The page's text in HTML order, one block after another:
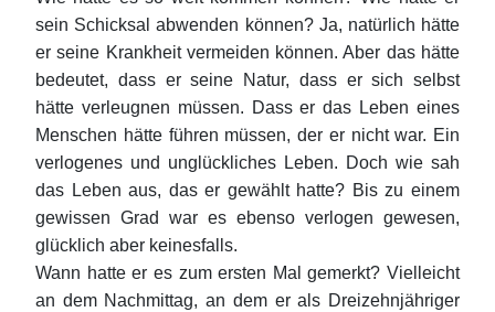
sein Schicksal abwenden können? Ja, natürlich hätte
er seine Krankheit vermeiden können. Aber das hätte
bedeutet, dass er seine Natur, dass er sich selbst
hätte verleugnen müssen. Dass er das Leben eines
Menschen hätte führen müssen, der er nicht war. Ein
verlogenes und unglückliches Leben. Doch wie sah
das Leben aus, das er gewählt hatte? Bis zu einem
gewissen Grad war es ebenso verlogen gewesen,
glücklich aber keinesfalls.
Wann hatte er es zum ersten Mal gemerkt? Vielleicht
an dem Nachmittag, an dem er als Dreizehnjähriger